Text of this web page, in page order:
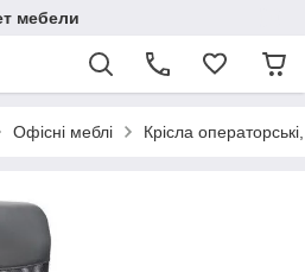
мебели
Офісні меблі Крісла